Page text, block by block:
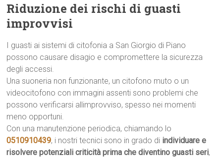
Riduzione dei rischi di guasti
improvvisi
I guasti ai sistemi di citofonia a San Giorgio di Piano
possono causare disagio e compromettere la sicurezza
degli accessi.
Una suoneria non funzionante, un citofono muto o un
videocitofono con immagini assenti sono problemi che
possono verificarsi allimprovviso, spesso nei momenti
meno opportuni.
Con una manutenzione periodica, chiamando lo
0510910439, i nostri tecnici sono in grado di individuare e
risolvere potenziali criticità prima che diventino guasti seri,